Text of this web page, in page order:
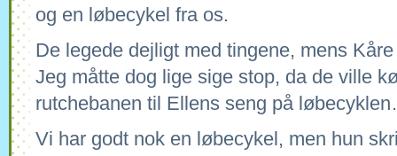
og en løbecykel fra os.
De legede dejligt med tingene, mens
Jeg måtte dog lige sige stop, da de ville
rutchebanen til Ellens seng på
Vi har godt nok en løbecykel, men hun